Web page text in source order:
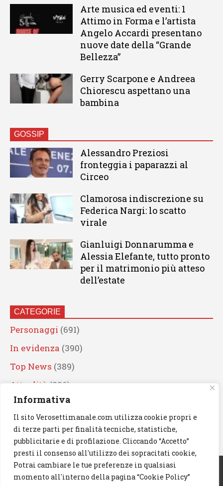
Informativa
Il sito Verosettimanale.com utilizza cookie propri e
di terze parti per finalità tecniche, statistiche,
pubblicitarie e di profilazione. Cliccando “Accetto”
presti il consenso all'utilizzo dei sopracitati cookie,
Potrai cambiare le tue preferenze in qualsiasi
momento all'interno della pagina “Cookie Policy”
Arte musica ed eventi: 1
Attimo in Forma e l’artista
Angelo Accardi presentano
nuove date della “Grande
Bellezza”
Gerry Scarpone e Andreea
Chiorescu aspettano una
bambina
GOSSIP
Alessandro Preziosi
fronteggia i paparazzi al
Circeo
Clamorosa indiscrezione su
Federica Nargi: lo scatto
virale
Gianluigi Donnarumma e
Alessia Elefante, tutto pronto
per il matrimonio più atteso
dell’estate
CATEGORIE
Personaggi (691)
In evidenza (390)
Top News (389)
Attualità (336)
Eventi(330)
Artisti (241)
News(239)
Cerca